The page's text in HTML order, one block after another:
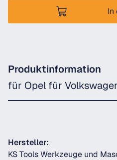
In
Produktinformation
für Opel für
Hersteller:
KS Tools Werkzeuge und